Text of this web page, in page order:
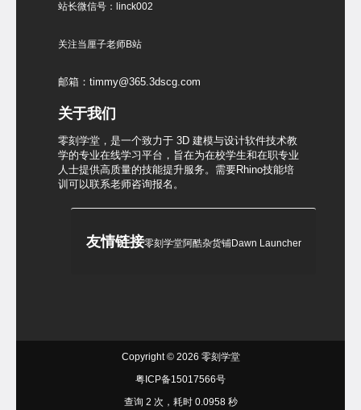
站长微信号：linck002
关注当厘子老师B站
邮箱：timmy@365.3dscg.com
关于我们
零刻学堂，是一个致力于 3D 建模与设计软件技术教
学的专业在线学习平台，旨在为在校学生和在职专业
人士提供高质量的技能提升服务。需要Rhino技能培
训可以联系老师咨询报名。
友情链接零刻学堂阿酷杂货铺Dawn Launcher
Copyright © 2026 零刻学堂
粤ICP备15017566号
查询 2 次，耗时 0.0958 秒